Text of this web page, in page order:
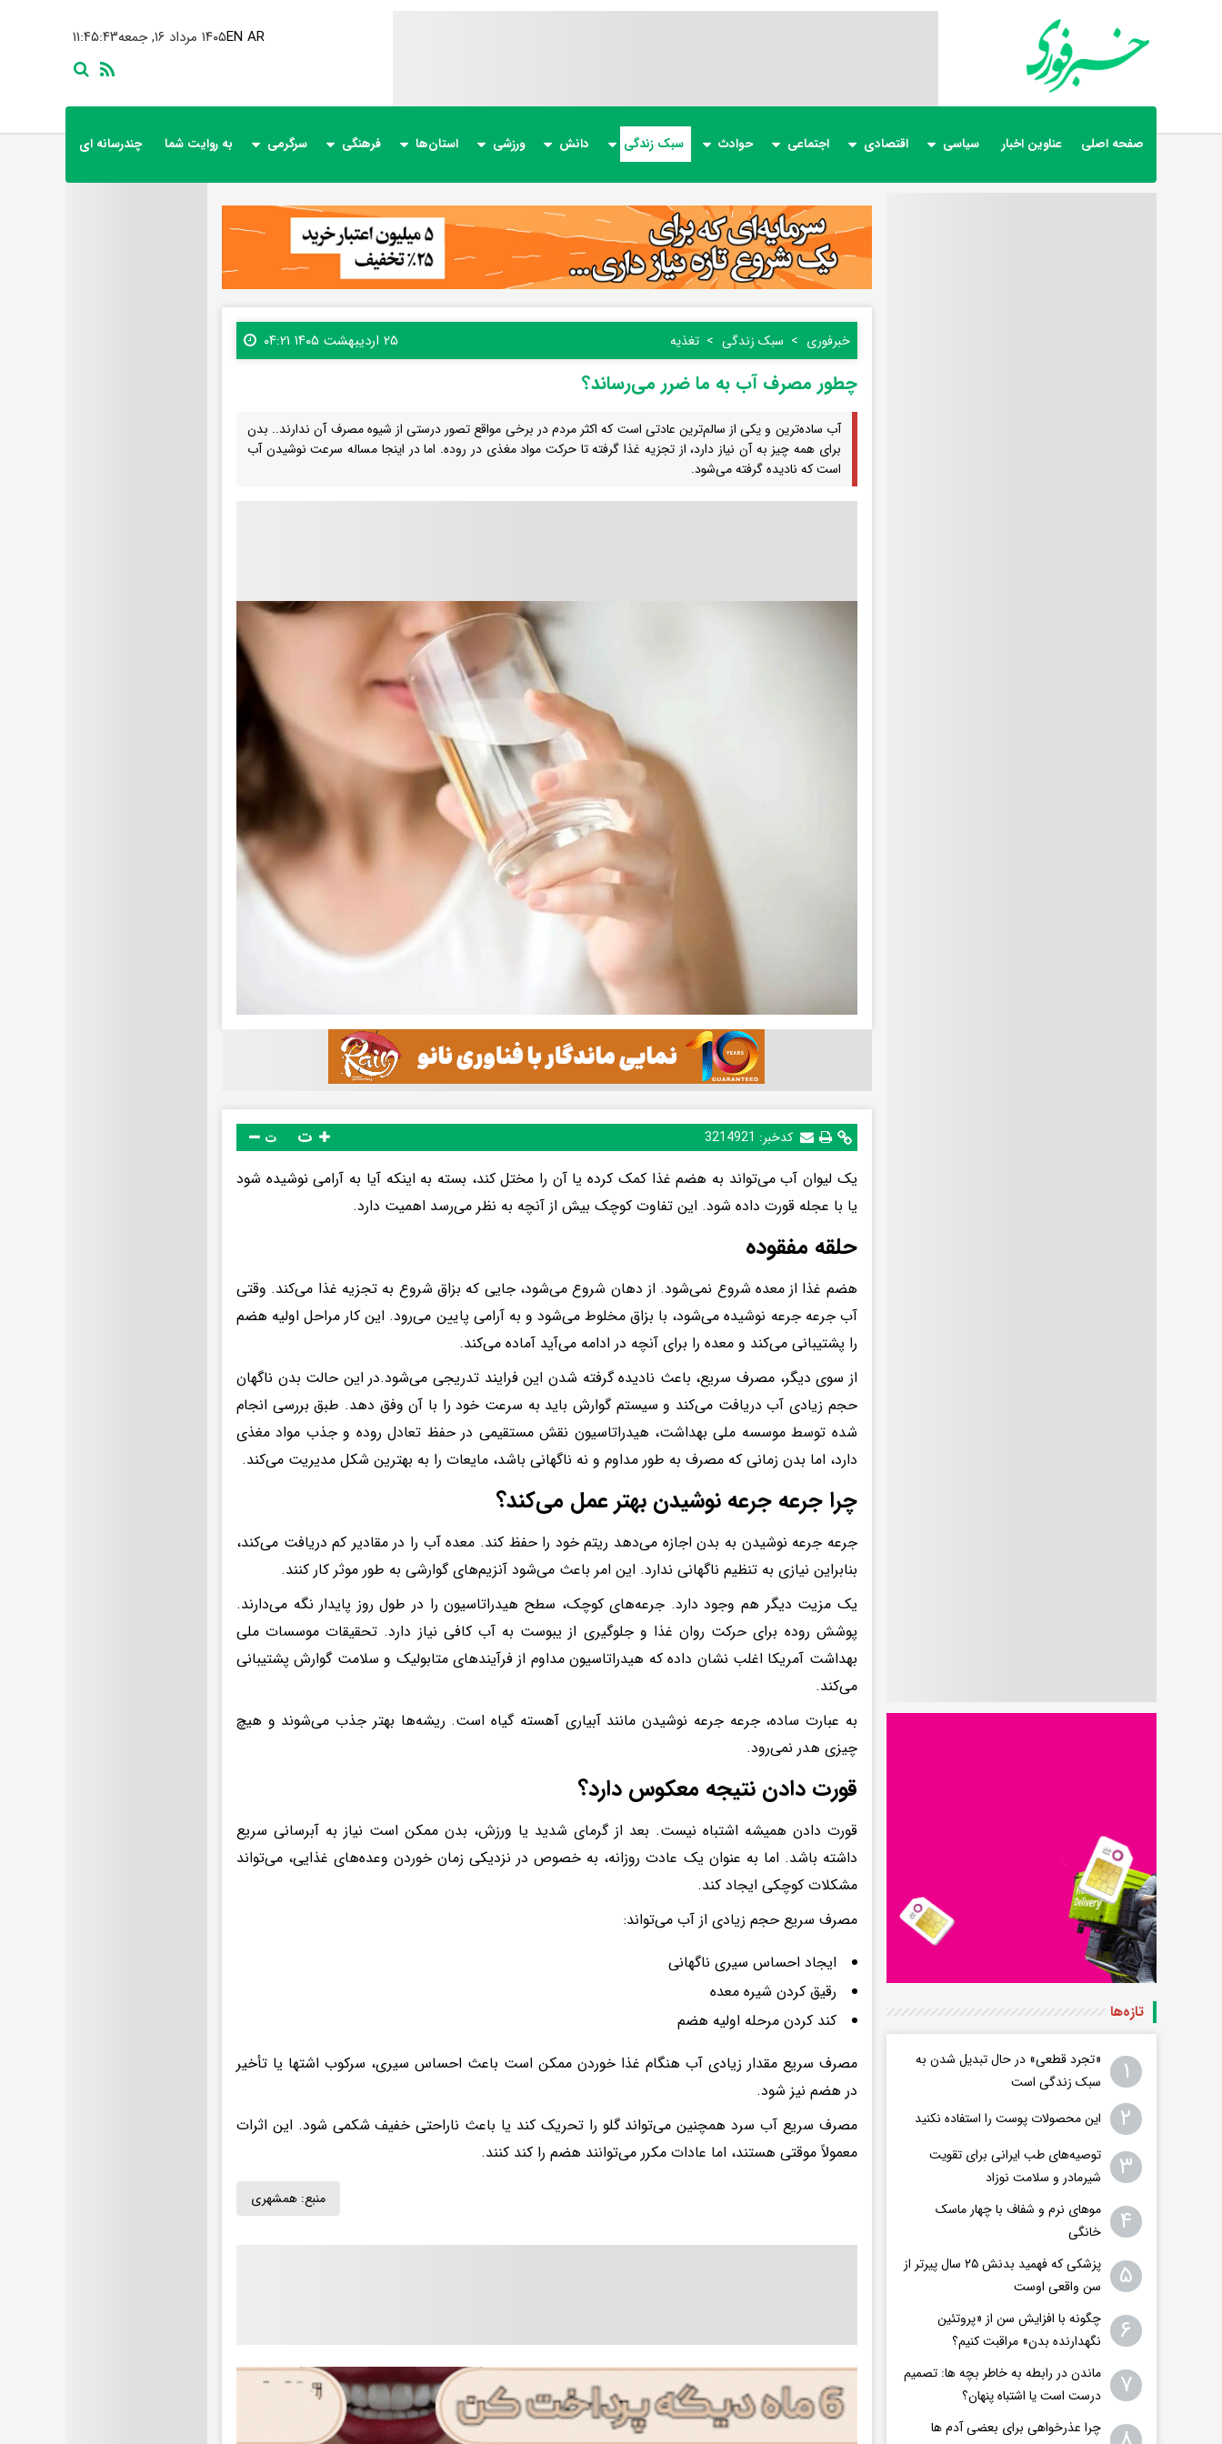
۱۱:۴۵:۴۴ ۱۴۰۵ مرداد ۱۶, جمعهEN AR
صفحه اصلی عناوین اخبار سیاسی اقتصادی اجتماعی حوادث سبک زندگی دانش ورزشی استان‌ها فرهنگی سرگرمی به روایت شما چندرسانه ای
خبرفوری سبک زندگی تغذیه ۲۵ اردیبهشت ۱۴۰۵ ۰۴:۲۱
چطور مصرف آب به ما ضرر می‌رساند؟
آب ساده‌ترین و یکی از سالم‌ترین عادتی است که اکثر مردم در برخی مواقع تصور درستی از شیوه مصرف آن ندارند.. بدن
برای همه چیز به آن نیاز دارد، از تجزیه غذا گرفته تا حرکت مواد مغذی در روده. اما در اینجا مساله سرعت نوشیدن آب
است که نادیده گرفته می‌شود.
کدخبر: 3214921 ت
یک لیوان آب می‌تواند به هضم غذا کمک کرده یا آن را مختل کند، بسته به اینکه آیا به آرامی نوشیده شود
یا با عجله قورت داده شود. این تفاوت کوچک بیش از آنچه به نظر می‌رسد اهمیت دارد.
حلقه مفقوده
هضم غذا از معده شروع نمی‌شود. از دهان شروع می‌شود، جایی که بزاق شروع به تجزیه غذا می‌کند. وقتی
آب جرعه جرعه نوشیده می‌شود، با بزاق مخلوط می‌شود و به آرامی پایین می‌رود. این کار مراحل اولیه هضم
را پشتیبانی می‌کند و معده را برای آنچه در ادامه می‌آید آماده می‌کند.
از سوی دیگر، مصرف سریع، باعث نادیده گرفته شدن این فرایند تدریجی می‌شود.در این حالت بدن ناگهان
حجم زیادی آب دریافت می‌کند و سیستم گوارش باید به سرعت خود را با آن وفق دهد. طبق بررسی انجام
شده توسط موسسه ملی بهداشت، هیدراتاسیون نقش مستقیمی در حفظ تعادل روده و جذب مواد مغذی
دارد، اما بدن زمانی که مصرف به طور مداوم و نه ناگهانی باشد، مایعات را به بهترین شکل مدیریت می‌کند.
چرا جرعه جرعه نوشیدن بهتر عمل می‌کند؟
جرعه جرعه نوشیدن به بدن اجازه می‌دهد ریتم خود را حفظ کند. معده آب را در مقادیر کم دریافت می‌کند،
بنابراین نیازی به تنظیم ناگهانی ندارد. این امر باعث می‌شود آنزیم‌های گوارشی به طور موثر کار کنند.
یک مزیت دیگر هم وجود دارد. جرعه‌های کوچک، سطح هیدراتاسیون را در طول روز پایدار نگه می‌دارند.
پوشش روده برای حرکت روان غذا و جلوگیری از یبوست به آب کافی نیاز دارد. تحقیقات موسسات ملی
بهداشت آمریکا اغلب نشان داده که هیدراتاسیون مداوم از فرآیندهای متابولیک و سلامت گوارش پشتیبانی
می‌کند.
به عبارت ساده، جرعه جرعه نوشیدن مانند آبیاری آهسته گیاه است. ریشه‌ها بهتر جذب می‌شوند و هیچ
چیزی هدر نمی‌رود.
قورت دادن نتیجه معکوس دارد؟
قورت دادن همیشه اشتباه نیست. بعد از گرمای شدید یا ورزش، بدن ممکن است نیاز به آبرسانی سریع
داشته باشد. اما به عنوان یک عادت روزانه، به خصوص در نزدیکی زمان خوردن وعده‌های غذایی، می‌تواند
مشکلات کوچکی ایجاد کند.
مصرف سریع حجم زیادی از آب می‌تواند:
ایجاد احساس سیری ناگهانی
رقیق کردن شیره معده
کند کردن مرحله اولیه هضم
مصرف سریع مقدار زیادی آب هنگام غذا خوردن ممکن است باعث احساس سیری، سرکوب اشتها یا تأخیر
در هضم نیز شود.
مصرف سریع آب سرد همچنین می‌تواند گلو را تحریک کند یا باعث ناراحتی خفیف شکمی شود. این اثرات
معمولاً موقتی هستند، اما عادات مکرر می‌توانند هضم را کند کنند.
منبع: همشهری
تازه‌ها
۱
«تجرد قطعی» در حال تبدیل شدن به
سبک زندگی است
۲ این محصولات پوست را استفاده نکنید
۳
توصیه‌های طب ایرانی برای تقویت
شیرمادر و سلامت نوزاد
۴
موهای نرم و شفاف با چهار ماسک
خانگی
۵
پزشکی که فهمید بدنش ۲۵ سال پیرتر از
سن واقعی اوست
۶
چگونه با افزایش سن از «پروتئین
نگهدارنده بدن» مراقبت کنیم؟
۷
ماندن در رابطه به خاطر بچه ها: تصمیم
درست است یا اشتباه پنهان؟
چرا عذرخواهی برای بعضی آدم ها